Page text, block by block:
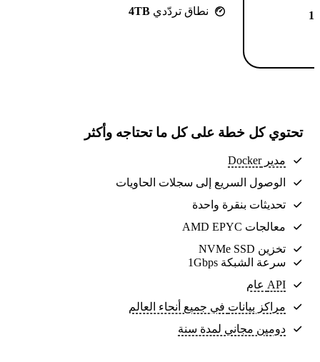
نطاق تردّدي 4TB
تحتوي كل خطة على كل ما تحتاجه وأكثر
مدير Docker
الوصول السريع إلى سجلات الحاويات
تحديثات بنقرة واحدة
معالجات AMD EPYC
تخزين NVMe SSD
سرعة الشبكة 1Gbps
API عام
مراكز بيانات في جميع أنحاء العالم
دومين مجاني لمدة سنة